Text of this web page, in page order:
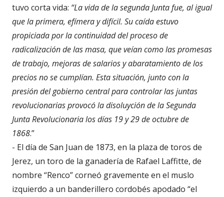
tuvo corta vida: “La vida de la segunda Junta fue, al igual
que la primera, efímera y difícil. Su caída estuvo
propiciada por la continuidad del proceso de
radicalización de las masa, que veían como las promesas
de trabajo, mejoras de salarios y abaratamiento de los
precios no se cumplían. Esta situación, junto con la
presión del gobierno central para controlar las juntas
revolucionarias provocó la disoluyción de la Segunda
Junta Revolucionaria los días 19 y 29 de octubre de
1868.”
- El día de San Juan de 1873, en la plaza de toros de
Jerez, un toro de la ganadería de Rafael Laffitte, de
nombre “Renco” corneó gravemente en el muslo
izquierdo a un banderillero cordobés apodado “el